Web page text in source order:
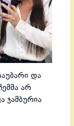
და
არ
ჯამბურია